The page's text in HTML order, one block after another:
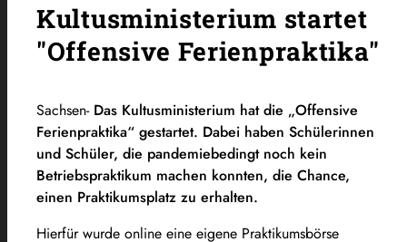
Kultusministerium startet
"Offensive Ferienpraktika"
Sachsen- Das Kultusministerium hat die „Offensive
Ferienpraktika“ gestartet. Dabei haben Schülerinnen
und Schüler, die pandemiebedingt noch kein
Betriebspraktikum machen konnten, die Chance,
einen Praktikumsplatz zu erhalten.
Hierfür wurde online eine eigene Praktikumsbörse